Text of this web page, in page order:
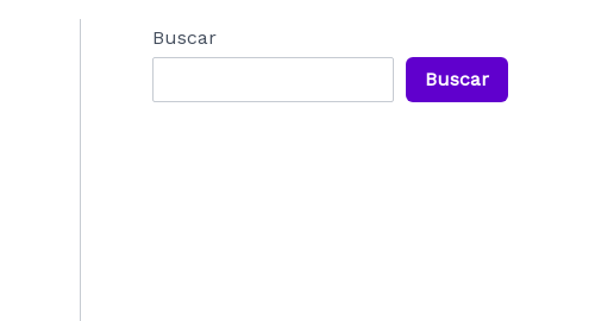
Buscar
Buscar